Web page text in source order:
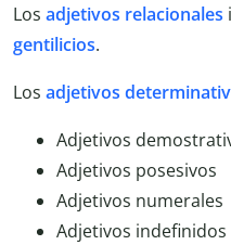
Los adjetivos relacionales
gentilicios.
Los adjetivos
Adjetivos
Adjetivos posesivos
Adjetivos numerales
Adjetivos indefinidos